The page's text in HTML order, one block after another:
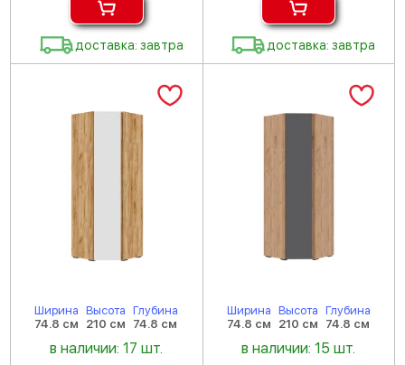
доставка: завтра доставка: завтра
Ширина
74.8 см
Высота
210 см
Глубина
74.8 см
в наличии: 17 шт.
Ширина
74.8 см
Высота
210 см
Глубина
74.8 см
в наличии: 15 шт.